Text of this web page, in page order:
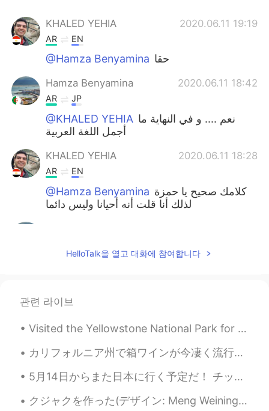
KHALED YEHIA 2020.06.11 19:19
AR EN
@Hamza Benyamina حقا
Hamza Benyamina 2020.06.11 18:42
AR JP
@KHALED YEHIA
أجمل اللغة العربية
KHALED YEHIA 2020.06.11 18:28
AR EN
@Hamza Benyamina
لذلك أنا قلت أنه أحيانا وليس دائما
النص المحدود الأسطر يقال في أكثر من ذلك
KHALED YEHIA 2020.06.11 17:42
الكلمات أفضل يجب أن يظهر التعبير بصورته
HelloTalk을 열고 대화에 참여합니다
관련 라이브
Visited the Yellowstone National Park for the weekend. There are a lot of hot springs and geysers...
カリフォルニア州で箱ワインが今凄く流行っている。👨‍🌾🍇最近、高級ワインでも箱で売っている。🍷なぜなら箱ワインはボトルワインにいくつか必要な利点があります。📦 > 🍾 * リトルあたり物価が安...
5月14日からまた日本に行く予定だ！ チッケトもう買った！ けど。。。まだどこちゃんと行くの全然決まってない。誰かいいオススメがありますか? 東京と京都がいいんけど、もうたくさん行ったことある ...
クジャクを作った(デザイン: Meng Weining)。クジャクの種類が３ついる。１つがインドにいて、１つが東南アジア、１つがアフリカ。コンゴクジャクというアフリカの種類は外観が他の種類から少...